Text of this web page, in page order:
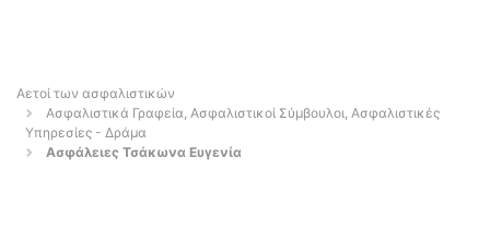
Αετοί των ασφαλιστικών
Ασφαλιστικά Γραφεία, Ασφαλιστικοί Σύμβουλοι, Ασφαλιστικές
Υπηρεσίες - Δράμα
Ασφάλειες Τσάκωνα Ευγενία